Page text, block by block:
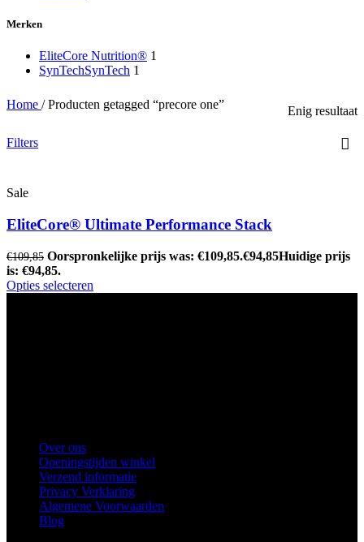
Merken
EliteCore Nutrition® 1
SynTechSynTech 1
Home / Producten getagged “precore one” Enig resultaat
Filters
Sale
EliteCore® Ultimate Performance Stack
€109,85 Oorspronkelijke prijs was: €109,85.€94,85Huidige prijs
is: €94,85.
Opties selecteren
Over ons
Openingstijden winkel
Verzend informatie
Privacy Verklaring
Algemene Voorwaarden
Blog